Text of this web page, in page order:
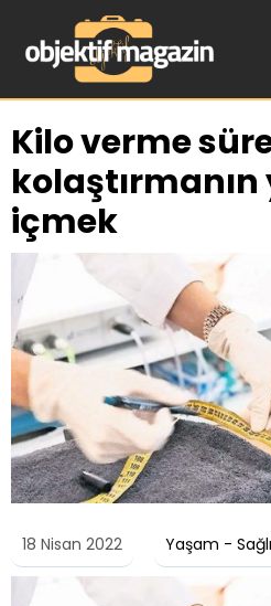
Kilo verme
kolaştırmanın
içmek
18 Nisan 2022 Yaşam -